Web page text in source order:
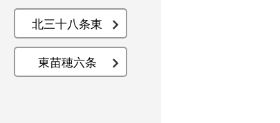
北三十八条東
東苗穂六条